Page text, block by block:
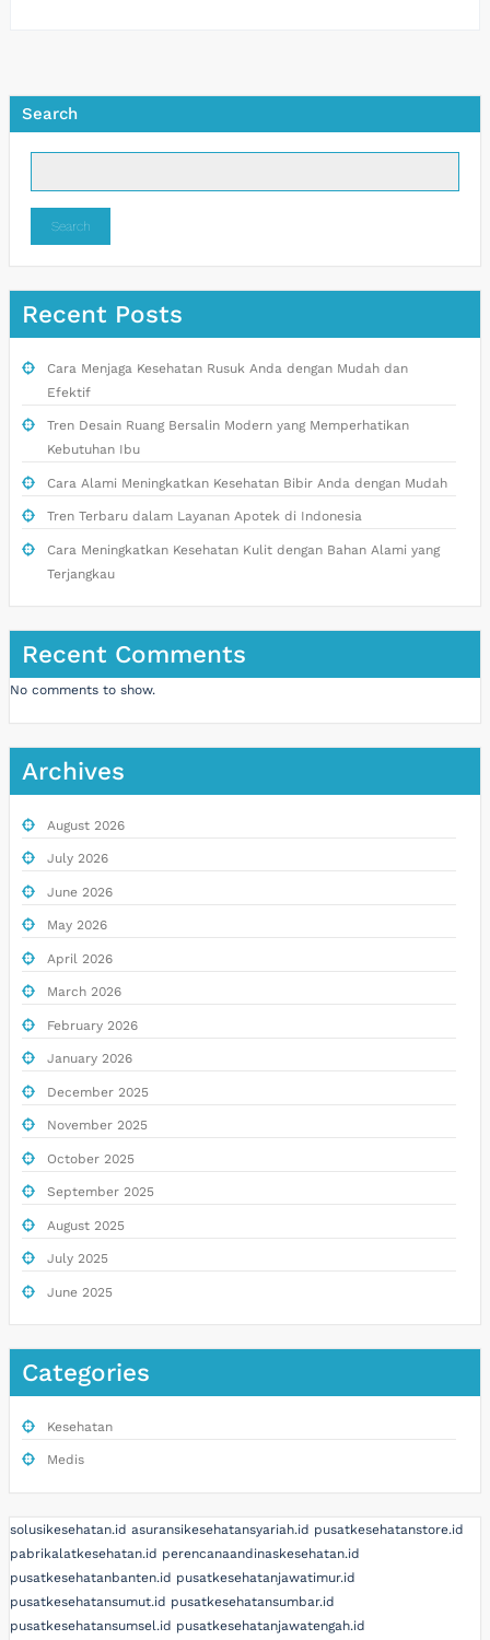
Search
Search
Recent Posts
Cara Menjaga Kesehatan Rusuk Anda dengan Mudah dan
Efektif
Tren Desain Ruang Bersalin Modern yang Memperhatikan
Kebutuhan Ibu
Cara Alami Meningkatkan Kesehatan Bibir Anda dengan Mudah
Tren Terbaru dalam Layanan Apotek di Indonesia
Cara Meningkatkan Kesehatan Kulit dengan Bahan Alami yang
Terjangkau
Recent Comments
No comments to show.
Archives
August 2026
July 2026
June 2026
May 2026
April 2026
March 2026
February 2026
January 2026
December 2025
November 2025
October 2025
September 2025
August 2025
July 2025
June 2025
Categories
Kesehatan
Medis
solusikesehatan.id asuransikesehatansyariah.id pusatkesehatanstore.id
pabrikalatkesehatan.id perencanaandinaskesehatan.id
pusatkesehatanbanten.id pusatkesehatanjawatimur.id
pusatkesehatansumut.id pusatkesehatansumbar.id
pusatkesehatansumsel.id pusatkesehatanjawatengah.id